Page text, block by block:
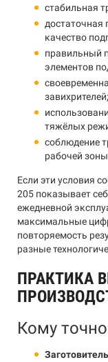
стабильная
достаточная
качество
правильный
элементов
завихрителей;
тяжёлых
соблюдение
рабочей
Если эти условия
205 показывает
ежедневной
максимальные
повторяемость
разные
ПРАКТИКА
Кому